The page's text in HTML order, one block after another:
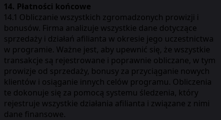
14. Płatności końcowe
14.1 Obliczanie wszystkich zgromadzonych prowizji i
bonusów. Firma analizuje wszystkie dane dotyczące
sprzedaży i działań afilianta w okresie jego uczestnictwa
w programie. Ważne jest, aby upewnić się, że wszystkie
transakcje są rejestrowane i poprawnie obliczane, w tym
prowizje od sprzedaży, bonusy za przyciąganie nowych
klientów i osiąganie innych celów programu. Obliczenia
te dokonuje się za pomocą systemu śledzenia, który
rejestruje wszystkie działania afilianta i związane z nimi
dane finansowe.